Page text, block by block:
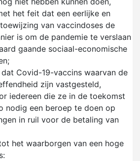
het feit dat een eerlijke en
van vaccindoses de
is om de pandemie te verslaan
gaande sociaal-economische
Covid-19-vaccins waarvan de
zijn vastgesteld,
iedereen die ze in de toekomst
nodig een beroep te doen op
in ruil voor de betaling van
het waarborgen van een hoge